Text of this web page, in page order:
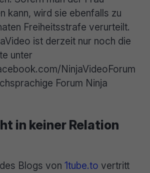
kann, wird sie ebenfalls zu
Freiheitsstrafe verurteilt.
ist derzeit nur noch die
unter
NinjaVideoForum
Forum Ninja
in keiner Relation
Blogs von 1tube.to vertritt